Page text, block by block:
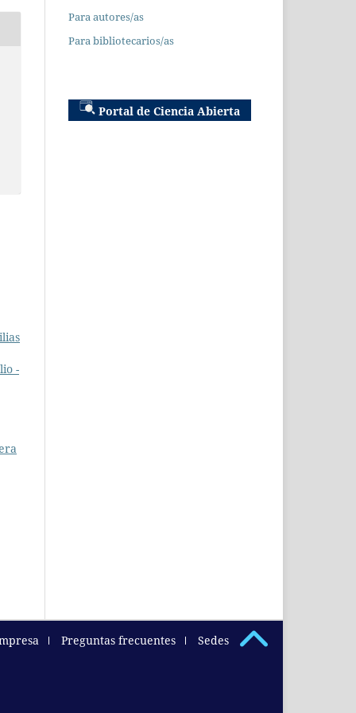
-
Para autores/as
Para bibliotecarios/as
Portal de Ciencia Abierta
Preguntas frecuentes Sedes